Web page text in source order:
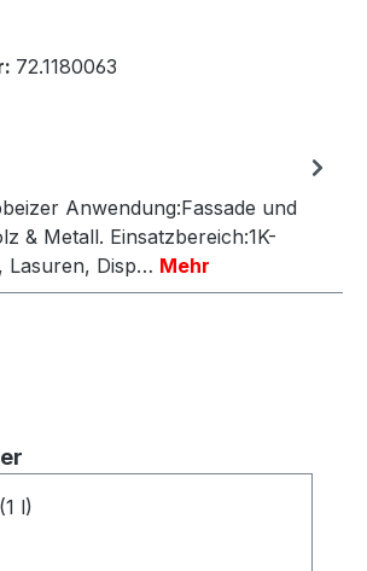
72.1180063
Anwendung:Fassade und
& Metall. Einsatzbereich:1K-
Lasuren, Disp… Mehr
überspringen